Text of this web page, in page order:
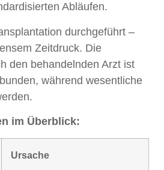
Abläufen.
durchgeführt –
Zeitdruck. Die
den behandelnden Arzt ist
während wesentliche
im Überblick:
Ursache